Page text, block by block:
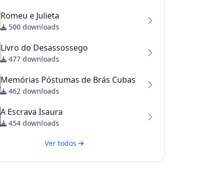
Romeu e Julieta
500 downloads
Livro do Desassossego
477 downloads
Memórias Póstumas de Brás Cubas
462 downloads
A Escrava Isaura
454 downloads
Ver todos